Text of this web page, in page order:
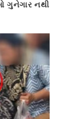
ગુનેગાર નથી